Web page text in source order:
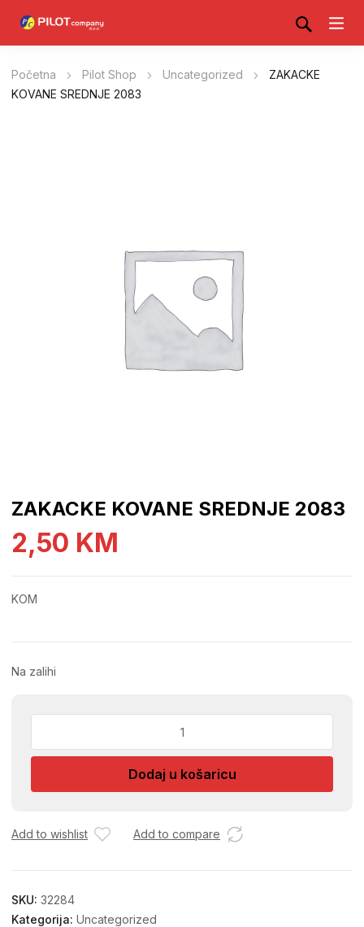
Početna Pilot Shop Uncategorized
ZAKACKE
KOVANE SREDNJE 2083
ZAKACKE KOVANE SREDNJE 2083
2,50 KM
KOM
Na zalihi
SREDNJE
količina
Dodaj u košaricu
Add to wishlist Add to compare
SKU: 32284
Kategorija: Uncategorized